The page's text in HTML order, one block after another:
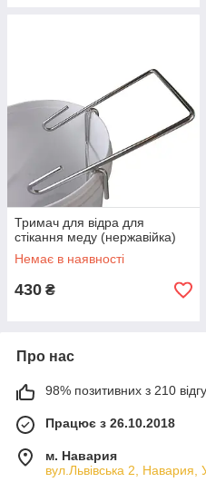
Тримач для відра для
стікання меду (нержавійка)
Немає в наявності
430 ₴
Про нас
98% позитивних з 210
Працює з 26.10.2018
м. Навария
вул.Львівська 2, Навария,